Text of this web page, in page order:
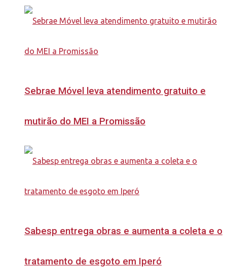
Sebrae Móvel leva atendimento gratuito e
mutirão do MEI a Promissão
Sabesp entrega obras e aumenta a coleta e o
tratamento de esgoto em Iperó